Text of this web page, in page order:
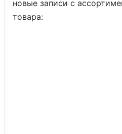
новые записи с
товара: